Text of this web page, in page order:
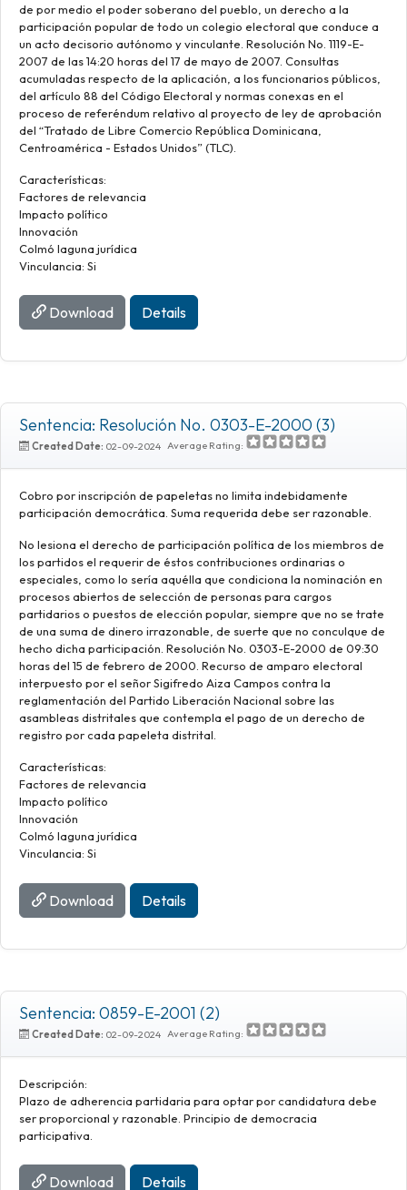
de por medio el poder soberano del pueblo, un derecho a la
participación popular de todo un colegio electoral que conduce a
un acto decisorio autónomo y vinculante. Resolución No. 1119-E-
2007 de las 14:20 horas del 17 de mayo de 2007. Consultas
acumuladas respecto de la aplicación, a los funcionarios públicos,
del artículo 88 del Código Electoral y normas conexas en el
proceso de referéndum relativo al proyecto de ley de aprobación
del “Tratado de Libre Comercio República Dominicana,
Centroamérica - Estados Unidos” (TLC).
Características:
Factores de relevancia
Impacto político
Innovación
Colmó laguna jurídica
Vinculancia: Si
Download Details
Sentencia: Resolución No. 0303-E-2000 (3)
Created Date: 02-09-2024 Average Rating:
Cobro por inscripción de papeletas no limita indebidamente
participación democrática. Suma requerida debe ser razonable.
No lesiona el derecho de participación política de los miembros de
los partidos el requerir de éstos contribuciones ordinarias o
especiales, como lo sería aquélla que condiciona la nominación en
procesos abiertos de selección de personas para cargos
partidarios o puestos de elección popular, siempre que no se trate
de una suma de dinero irrazonable, de suerte que no conculque de
hecho dicha participación. Resolución No. 0303-E-2000 de 09:30
horas del 15 de febrero de 2000. Recurso de amparo electoral
interpuesto por el señor Sigifredo Aiza Campos contra la
reglamentación del Partido Liberación Nacional sobre las
asambleas distritales que contempla el pago de un derecho de
registro por cada papeleta distrital.
Características:
Factores de relevancia
Impacto político
Innovación
Colmó laguna jurídica
Vinculancia: Si
Download Details
Sentencia: 0859-E-2001 (2)
Created Date: 02-09-2024 Average Rating:
Descripción:
Plazo de adherencia partidaria para optar por candidatura debe
ser proporcional y razonable. Principio de democracia
participativa.
Download Details